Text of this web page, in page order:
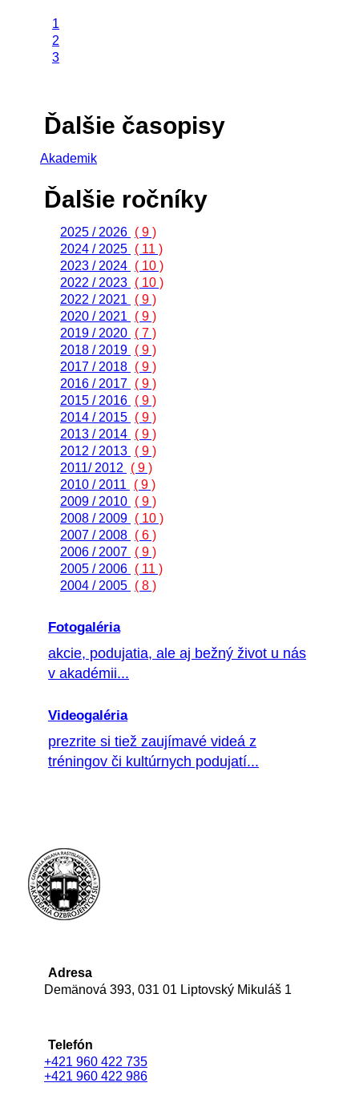
1
2
3
Ďalšie časopisy
Akademik
Ďalšie ročníky
2025 / 2026 ( 9 )
2024 / 2025 ( 11 )
2023 / 2024 ( 10 )
2022 / 2023 ( 10 )
2022 / 2021
( 9 )
2020 / 2021
( 9 )
2019 / 2020 ( 7 )
2018 / 2019 ( 9 )
2017 / 2018 ( 9 )
2016 / 2017 ( 9 )
2015 / 2016 ( 9 )
2014 / 2015 ( 9 )
2013 / 2014 ( 9 )
2012 / 2013 ( 9 )
2011/ 2012
( 9 )
2010 / 2011
( 9 )
2009 / 2010 ( 9 )
2008 / 2009 ( 10 )
2007 / 2008 ( 6 )
2006 / 2007 ( 9 )
2005 / 2006 ( 11 )
2004 / 2005 ( 8 )
Fotogaléria
akcie, podujatia, ale aj bežný život u nás
v akadémii...
Videogaléria
prezrite si tiež zaujímavé videá z
tréningov či kultúrnych podujatí...
Adresa
Demänová 393, 031 01 Liptovský Mikuláš 1
Telefón
+421 960 422 735
+421 960 422 986